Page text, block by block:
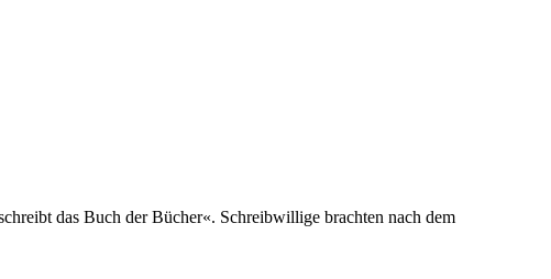
das Buch der Bücher«. Schreibwillige brachten nach dem